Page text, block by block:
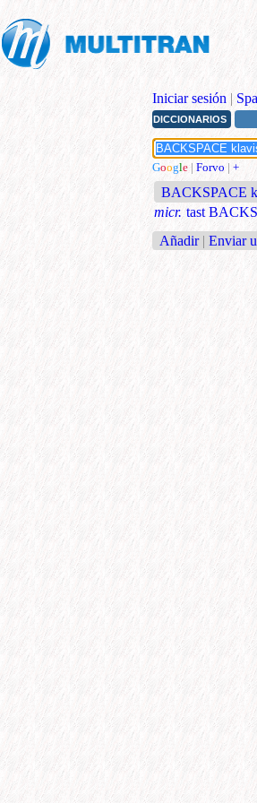
Iniciar sesión |
DICCIONARIOS
Google | Forvo | +
BACKSPACE
micr. tast
Añadir | Enviar